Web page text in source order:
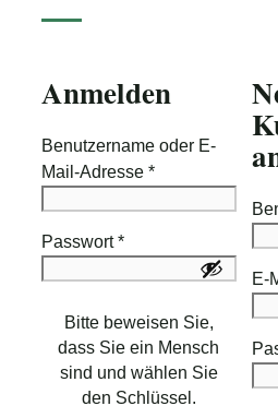
Anmelden
Benutzername oder E-
Mail-Adresse *Erforderlich
Passwort*Erforderlich
Bitte beweisen Sie,
dass Sie ein Mensch
sind und wählen Sie
den Schlüssel .
E-